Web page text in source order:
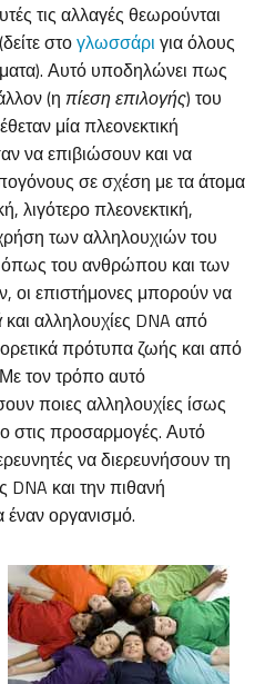
τις αλλαγές θεωρούνται
(δείτε στογλωσσάρι για όλους
Αυτό υποδηλώνει πως
(η πίεση επιλογής) του
μία πλεονεκτική
να επιβιώσουν και να
σε σχέση με τα άτομα
λιγότερο πλεονεκτική,
των αλληλουχιών του
του ανθρώπου και των
οι επιστήμονες μπορούν να
και αλληλουχίες DNA από
πρότυπα ζωής και από
τον τρόπο αυτό
ποιες αλληλουχίες ίσως
στις προσαρμογές. Αυτό
να διερευνήσουν τη
DNA και την πιθανή
έναν οργανισμό.